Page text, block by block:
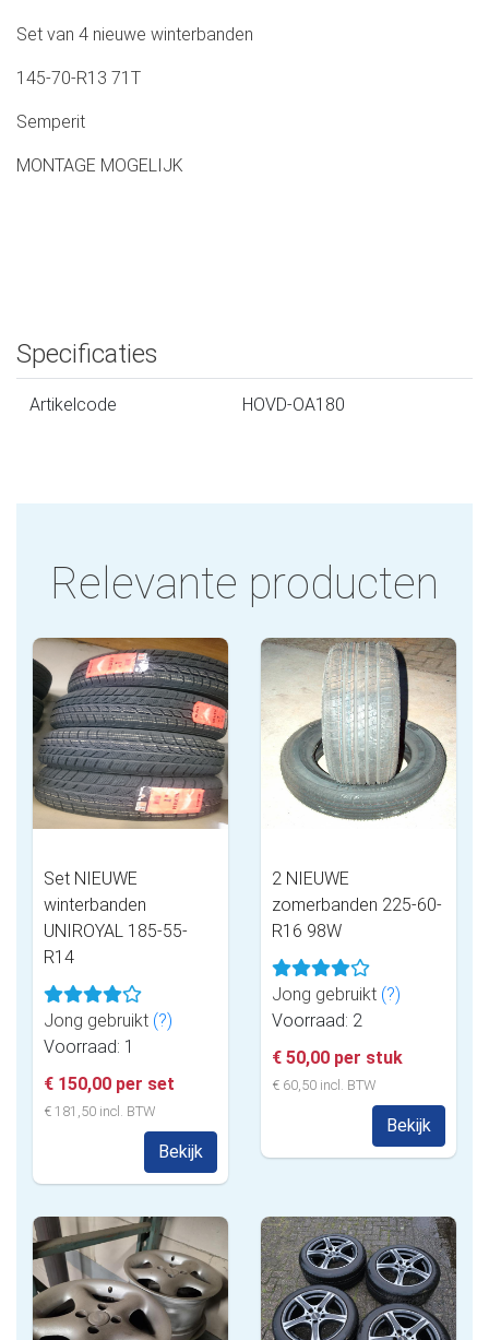
Set van 4 nieuwe winterbanden
145-70-R13 71T
Semperit
MONTAGE MOGELIJK
Specificaties
Artikelcode HOVD-OA180
Relevante producten
Set NIEUWE
winterbanden
UNIROYAL 185-55-
R14
Jong gebruikt (?)
Voorraad: 1
€ 150,00 per set
€ 181,50 incl. BTW
Bekijk
2 NIEUWE
zomerbanden 225-60-
R16 98W
Jong gebruikt (?)
Voorraad: 2
€ 50,00 per stuk
€ 60,50 incl. BTW
Bekijk